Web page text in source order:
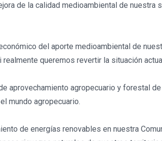
de la calidad medioambiental de nuestra
del aporte medioambiental de
queremos revertir la situación
aprovechamiento agropecuario y forestal
mundo agropecuario.
de energías renovables en nuestra